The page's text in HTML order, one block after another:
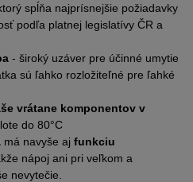
ktorý spĺňa najprísnejšie požiadavky
podľa platnej legislatívy ČR a
- široký uzáver pre účinné umytie
sú ľahko rozložiteľné pre ľahké
vrátane komponentov v
do 80°C
má navyše ajfunkciu
nápoj ani pri veľkom a
nevytečie.